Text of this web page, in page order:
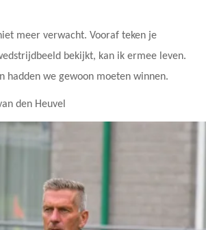
meer verwacht. Vooraf teken je
bekijkt, kan ik ermee leven.
hadden we gewoon moeten winnen.
den Heuvel